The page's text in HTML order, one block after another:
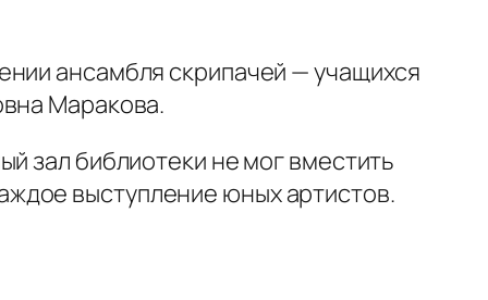
ансамбля скрипачей — учащихся
Маракова.
зал библиотеки не мог вместить
выступление юных артистов.